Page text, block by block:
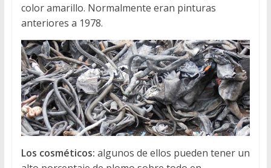
color amarillo. Normalmente eran pinturas
anteriores a 1978.
Los cosméticos: algunos de ellos pueden tener un